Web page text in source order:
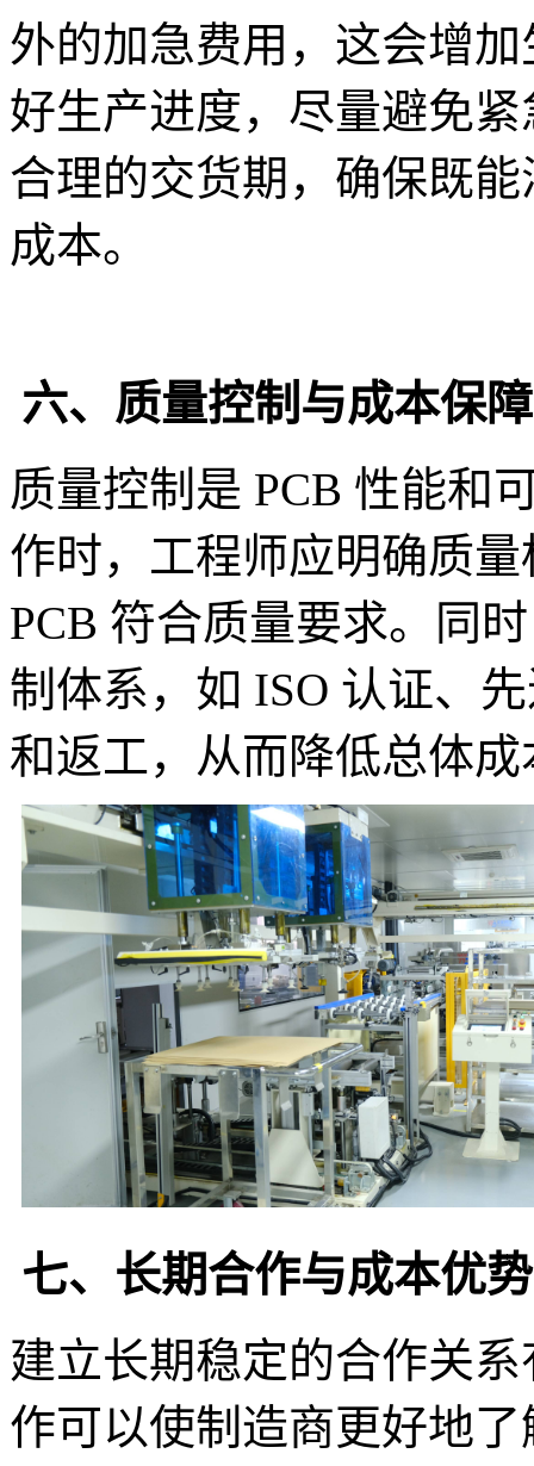
外的加急费用，这会增
好生产进度，尽量避免
合理的交货期，确保既
成本。
六、质量控制与成本保障
质量控制是 PCB 性能和
作时，工程师应明确质
PCB 符合质量要求。同
制体系，如 ISO 认证、
和返工，从而降低总体成
七、长期合作与成本优势
建立长期稳定的合作关
作可以使制造商更好地